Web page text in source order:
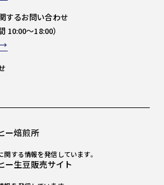
するお問い合わせ
10:00～18:00）
ー焙煎所
関する情報を発信しています。
ー生豆販売サイト